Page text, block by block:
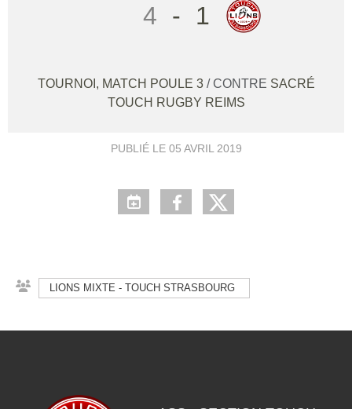
4 - 1
TOURNOI, MATCH POULE 3 / CONTRE SACRÉ
TOUCH RUGBY REIMS
PUBLIÉ LE 05 AVRIL 2019
LIONS MIXTE - TOUCH STRASBOURG